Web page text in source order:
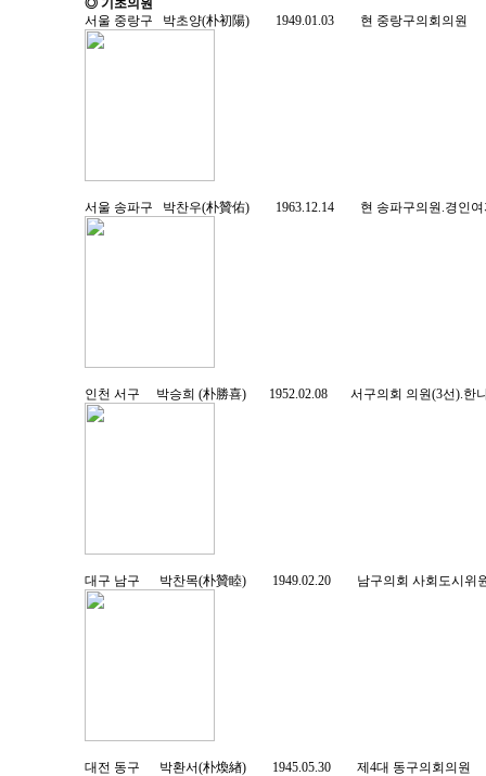
◎ 기초의원
서울 중랑구 박초양(朴初陽) 1949.01.03 현 중랑구의회의
서울 송파구 박찬우(朴贊佑) 1963.12.14 현 송파구의원.경인여
인천 서구 박승희 (朴勝喜) 1952.02.08 서구의회 의원(3선).한나
대구 남구 박찬목(朴贊睦) 1949.02.20 남구의회 사회도시
대전 동구 박환서(朴煥緖) 1945.05.30 제4대 동구의회의